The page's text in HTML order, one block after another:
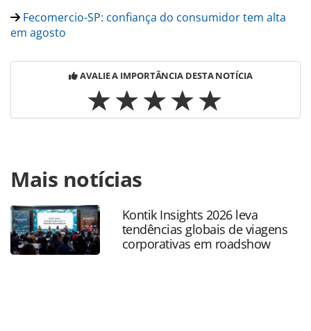
Fecomercio-SP: confiança do consumidor tem alta
em agosto
AVALIE A IMPORTÂNCIA DESTA NOTÍCIA
https://www.panrotas.com.br/mercado/pesquisas-e-
estatisticas/2019/01/confianca-do-empresario-paulistano-
cresce-aponta-fecomercio_161395.html ou as ferramentas
oferecidas na página. Todo o conteúdo produzido pela
PANROTAS Editora é protegido pela legislação brasileira
sobre direito autoral. Não reproduza o conteúdo sem
Mais notícias
Kontik Insights 2026 leva
tendências globais de viagens
corporativas em roadshow